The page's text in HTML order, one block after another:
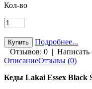
Кол-во
Подробнее...
Отзывов: 0 | Написать
ОписаниеОтзывы (0)
Кеды Lakai Essex Black